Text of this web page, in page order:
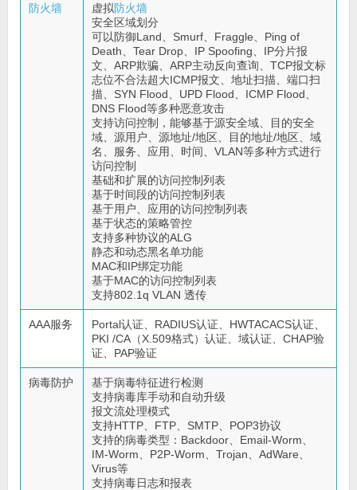
防火墙 虚拟防火墙
安全区域划分
可以防御Land、Smurf、Fraggle、Ping of
Death、Tear Drop、IP Spoofing、IP分片报
文、ARP欺骗、ARP主动反向查询、TCP报文标
志位不合法超大ICMP报文、地址扫描、端口扫
描、SYN Flood、UPD Flood、ICMP Flood、
DNS Flood等多种恶意攻击
支持访问控制，能够基于源安全域、目的安全
域、源用户、源地址/地区、目的地址/地区、域
名、服务、应用、时间、VLAN等多种方式进行
访问控制
基础和扩展的访问控制列表
基于时间段的访问控制列表
基于用户、应用的访问控制列表
基于状态的策略管控
支持多种协议的ALG
静态和动态黑名单功能
MAC和IP绑定功能
基于MAC的访问控制列表
支持802.1q VLAN 透传
AAA服务
Portal认证、RADIUS认证、HWTACACS认证、
PKI /CA（X.509格式）认证、域认证、CHAP验
证、PAP验证
病毒防护
基于病毒特征进行检测
支持病毒库手动和自动升级
报文流处理模式
支持HTTP、FTP、SMTP、POP3协议
支持的病毒类型：Backdoor、Email-Worm、
IM-Worm、P2P-Worm、Trojan、AdWare、
Virus等
支持病毒日志和报表